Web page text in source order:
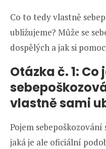
Co to tedy vlastně
ubližujeme? Může se
dospělých a jak si
Otázka č. 1: Co
vlastně sami
Pojem
jaká je ale oficiální